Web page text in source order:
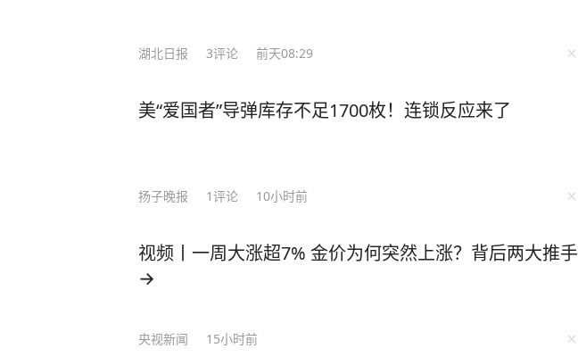
湖北日报 3评论 前天08:29
美“爱国者”导弹库存不足1700枚！连锁反应来了
扬子晚报 1评论 10小时前
视频丨一周大涨超7% 金价为何突然上涨？背后两大推手
→
央视新闻 15小时前